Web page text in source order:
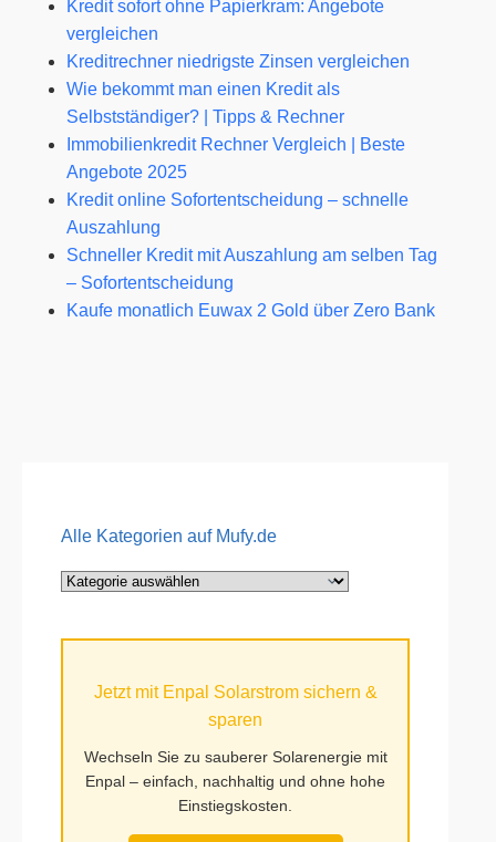
Kredit sofort ohne Papierkram: Angebote
vergleichen
Kreditrechner niedrigste Zinsen vergleichen
Wie bekommt man einen Kredit als
Selbstständiger? | Tipps & Rechner
Immobilienkredit Rechner Vergleich | Beste
Angebote 2025
Kredit online Sofortentscheidung – schnelle
Auszahlung
Schneller Kredit mit Auszahlung am selben Tag
– Sofortentscheidung
Kaufe monatlich Euwax 2 Gold über Zero Bank
Alle Kategorien auf Mufy.de
Alle
Jetzt mit Enpal Solarstrom sichern &
sparen
Wechseln Sie zu sauberer Solarenergie mit
Enpal – einfach, nachhaltig und ohne hohe
Einstiegskosten.